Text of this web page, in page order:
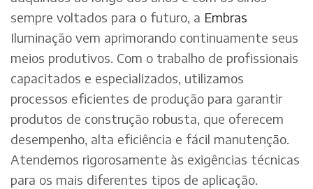
sempre voltados para o futuro, a Embras
Iluminação vem aprimorando continuamente seus
meios produtivos. Com o trabalho de profissionais
capacitados e especializados, utilizamos
processos eficientes de produção para garantir
produtos de construção robusta, que oferecem
desempenho, alta eficiência e fácil manutenção.
Atendemos rigorosamente às exigências técnicas
para os mais diferentes tipos de aplicação.